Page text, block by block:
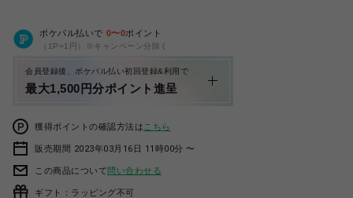
ポケパル払いで 0〜0ポイント
（1P=1円）※キャンペーン分除く
会員登録後、ポケパル払い初回登録&利用で
最大1,500円分ポイント進呈
獲得ポイントの確認方法は こちら
販売期間 2023年03月16日 11時00分 〜
この商品について問い合わせる
ギフト：ラッピング不可